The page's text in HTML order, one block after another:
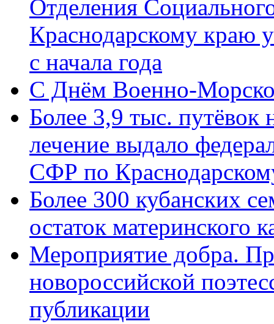
Отделения
Краснодарскому краю
с начала года
C Днём Военно-
Более 3,9 тыс. путёвок
лечение выдало
СФР по
Более 300 кубанских
остаток материнского
Мероприятие добра.
новороссийской
публикации